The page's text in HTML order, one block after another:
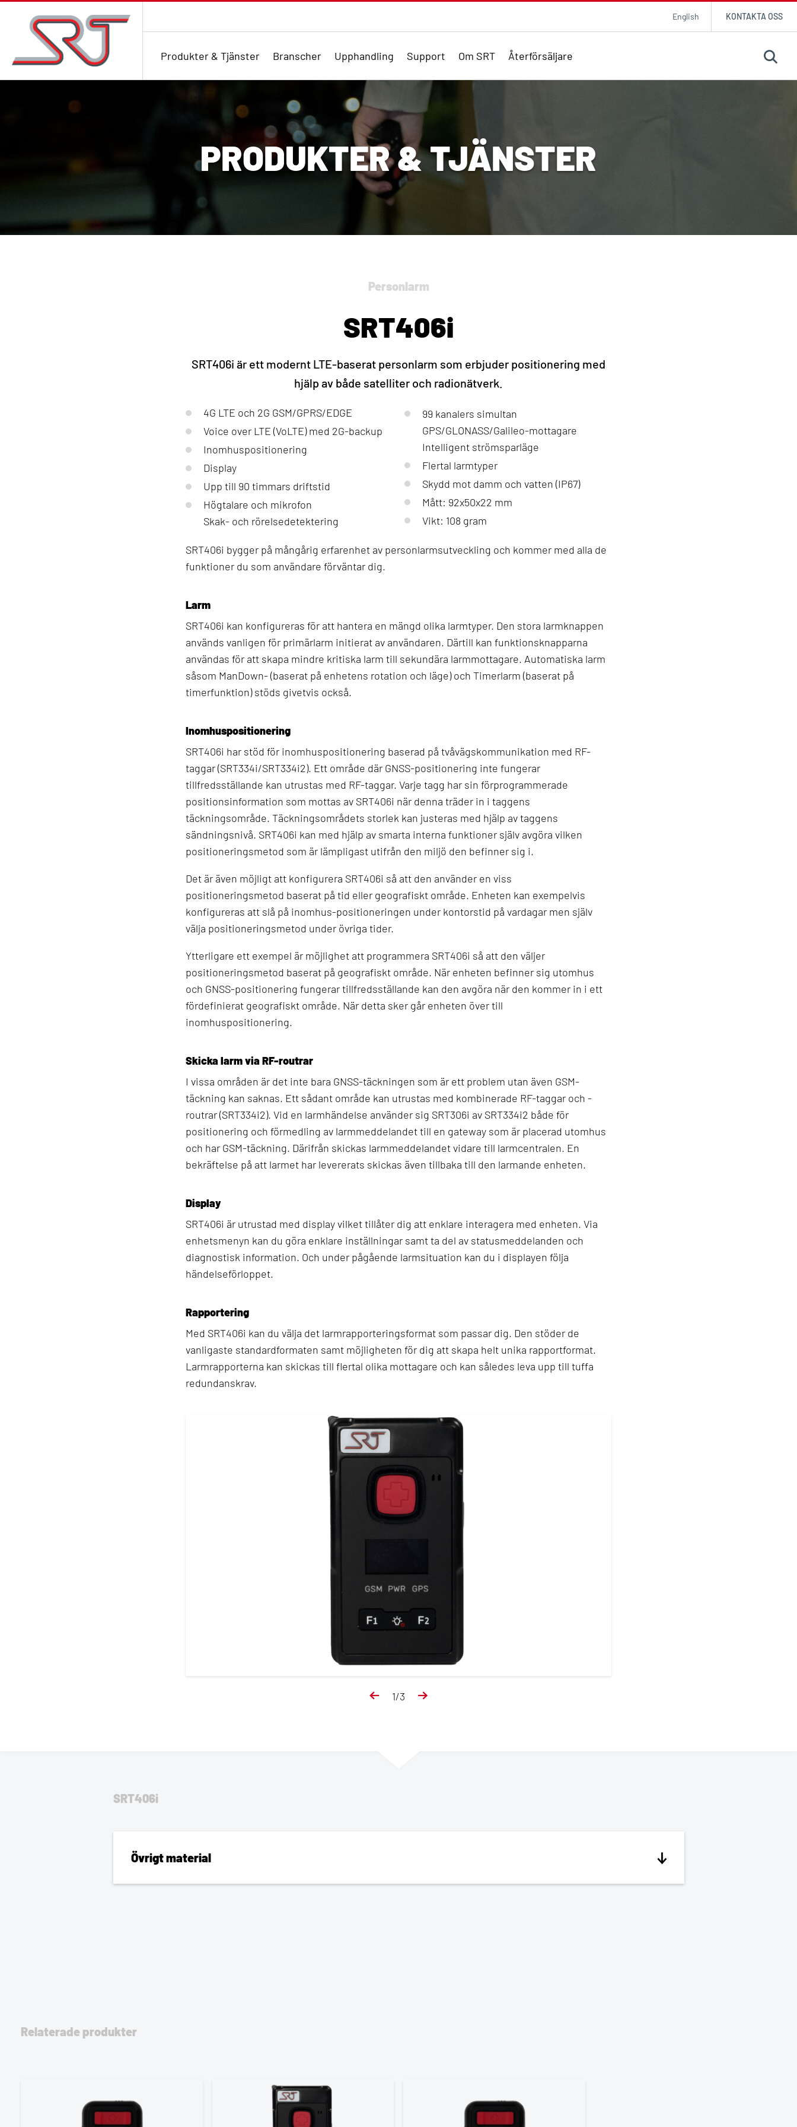
English KONTAKTA OSS
Produkter & Tjänster Branscher Upphandling Support Om SRT Återförsäljare
PRODUKTER & TJÄNSTER
Personlarm
SRT406i
SRT406i är ett modernt LTE-baserat personlarm som erbjuder positionering med
hjälp av både satelliter och radionätverk.
4G LTE och 2G GSM/GPRS/EDGE
Voice over LTE (VoLTE) med 2G-backup
Inomhuspositionering
Display
Upp till 90 timmars driftstid
Högtalare och mikrofon
Skak- och rörelsedetektering
99 kanalers simultan
GPS/GLONASS/Galileo-mottagare
Intelligent strömsparläge
Flertal larmtyper
Skydd mot damm och vatten (IP67)
Mått: 92x50x22 mm
Vikt: 108 gram
SRT406i bygger på mångårig erfarenhet av personlarmsutveckling och kommer med alla de
funktioner du som användare förväntar dig.
Larm
SRT406i kan konfigureras för att hantera en mängd olika larmtyper. Den stora larmknappen
används vanligen för primärlarm initierat av användaren. Därtill kan funktionsknapparna
användas för att skapa mindre kritiska larm till sekundära larmmottagare. Automatiska larm
såsom ManDown- (baserat på enhetens rotation och läge) och Timerlarm (baserat på
timerfunktion) stöds givetvis också.
Inomhuspositionering
SRT406i har stöd för inomhuspositionering baserad på tvåvägskommunikation med RF-
taggar (SRT334i/SRT334i2). Ett område där GNSS-positionering inte fungerar
tillfredsställande kan utrustas med RF-taggar. Varje tagg har sin förprogrammerade
positionsinformation som mottas av SRT406i när denna träder in i taggens
täckningsområde. Täckningsområdets storlek kan justeras med hjälp av taggens
sändningsnivå. SRT406i kan med hjälp av smarta interna funktioner själv avgöra vilken
positioneringsmetod som är lämpligast utifrån den miljö den befinner sig i.
Det är även möjligt att konfigurera SRT406i så att den använder en viss
positioneringsmetod baserat på tid eller geografiskt område. Enheten kan exempelvis
konfigureras att slå på inomhus-positioneringen under kontorstid på vardagar men själv
välja positioneringsmetod under övriga tider.
Ytterligare ett exempel är möjlighet att programmera SRT406i så att den väljer
positioneringsmetod baserat på geografiskt område. När enheten befinner sig utomhus
och GNSS-positionering fungerar tillfredsställande kan den avgöra när den kommer in i ett
fördefinierat geografiskt område. När detta sker går enheten över till
inomhuspositionering.
Skicka larm via RF-routrar
I vissa områden är det inte bara GNSS-täckningen som är ett problem utan även GSM-
täckning kan saknas. Ett sådant område kan utrustas med kombinerade RF-taggar och -
routrar (SRT334i2). Vid en larmhändelse använder sig SRT306i av SRT334i2 både för
positionering och förmedling av larmmeddelandet till en gateway som är placerad utomhus
och har GSM-täckning. Därifrån skickas larmmeddelandet vidare till larmcentralen. En
bekräftelse på att larmet har levererats skickas även tillbaka till den larmande enheten.
Display
SRT406i är utrustad med display vilket tillåter dig att enklare interagera med enheten. Via
enhetsmenyn kan du göra enklare inställningar samt ta del av statusmeddelanden och
diagnostisk information. Och under pågående larmsituation kan du i displayen följa
händelseförloppet.
Rapportering
Med SRT406i kan du välja det larmrapporteringsformat som passar dig. Den stöder de
vanligaste standardformaten samt möjligheten för dig att skapa helt unika rapportformat.
Larmrapporterna kan skickas till flertal olika mottagare och kan således leva upp till tuffa
redundanskrav.
1/3
SRT406i
Övrigt material
Relaterade produkter